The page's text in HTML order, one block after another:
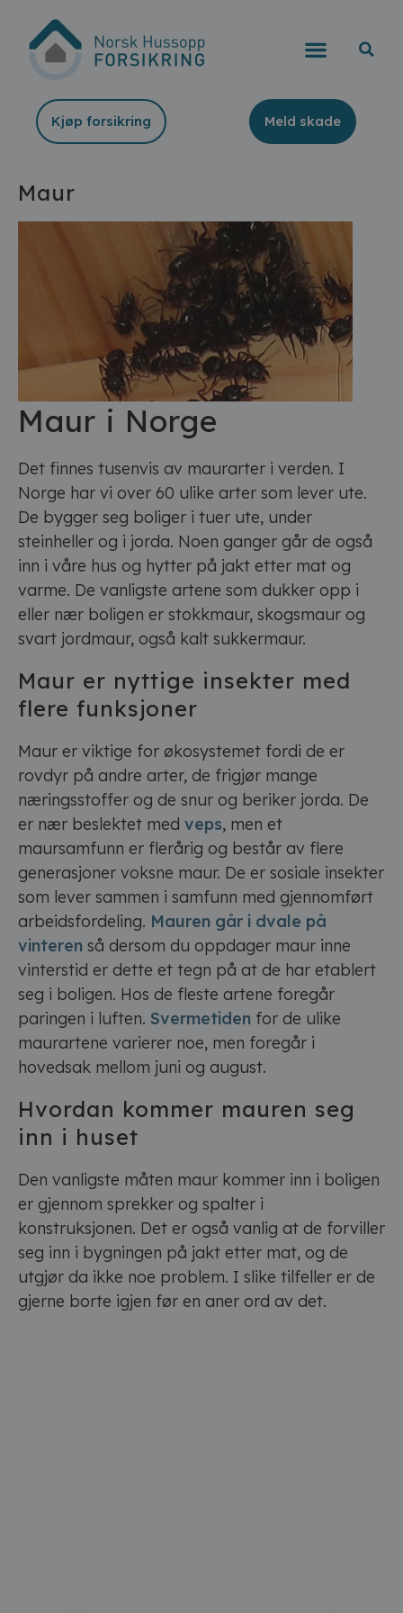
Kjøp forsikring Meld skade
Maur
Maur i Norge
Det finnes tusenvis av maurarter i verden. I
Norge har vi over 60 ulike arter som lever ute.
De bygger seg boliger i tuer ute, under
steinheller og i jorda. Noen ganger går de også
inn i våre hus og hytter på jakt etter mat og
varme. De vanligste artene som dukker opp i
eller nær boligen er stokkmaur, skogsmaur og
svart jordmaur, også kalt sukkermaur.
Maur er nyttige insekter med
flere funksjoner
Maur er viktige for økosystemet fordi de er
rovdyr på andre arter, de frigjør mange
næringsstoffer og de snur og beriker jorda. De
er nær beslektet med veps, men et
maursamfunn er flerårig og består av flere
generasjoner voksne maur. De er sosiale insekter
som lever sammen i samfunn med gjennomført
arbeidsfordeling. Mauren går i dvale på
vinteren så dersom du oppdager maur inne
vinterstid er dette et tegn på at de har etablert
seg i boligen. Hos de fleste artene foregår
paringen i luften. Svermetiden for de ulike
maurartene varierer noe, men foregår i
hovedsak mellom juni og august.
Hvordan kommer mauren seg
inn i huset
Den vanligste måten maur kommer inn i boligen
er gjennom sprekker og spalter i
konstruksjonen. Det er også vanlig at de forviller
seg inn i bygningen på jakt etter mat, og de
utgjør da ikke noe problem. I slike tilfeller er de
gjerne borte igjen før en aner ord av det.